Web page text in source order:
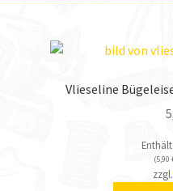
Produkte
Vlieseline
Enthält
(5,90
zzgl.